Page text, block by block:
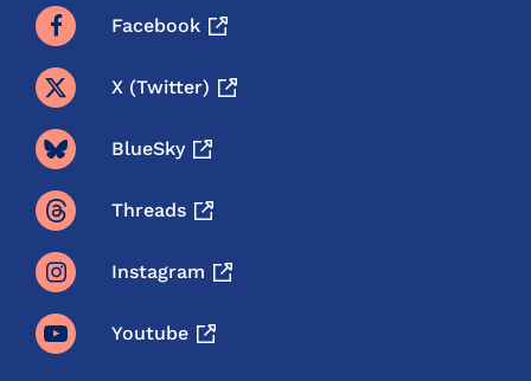
Facebook
X (twitter)
BlueSky
Threads
Instagram
Youtube